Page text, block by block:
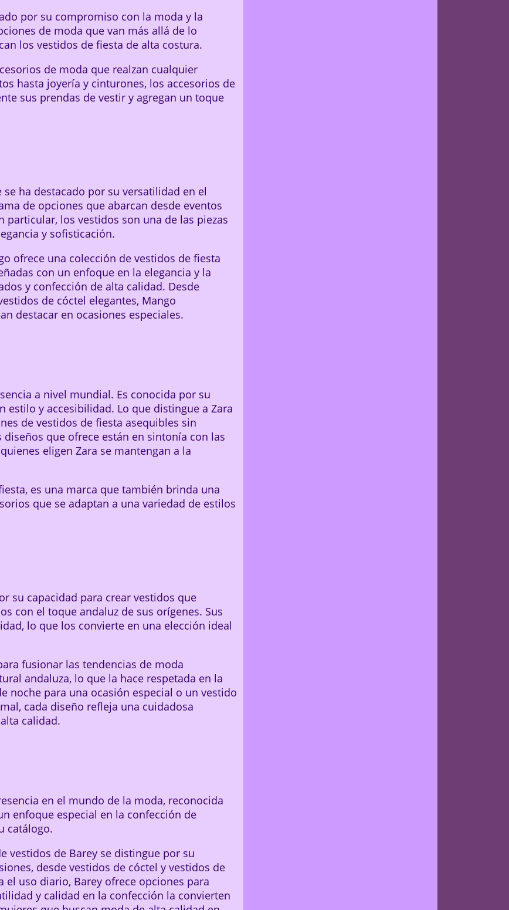
por su compromiso con la moda y la
de moda que van más allá de lo
los vestidos de fiesta de alta costura.
de moda que realzan cualquier
hasta joyería y cinturones, los accesorios de
sus prendas de vestir y agregan un toque
ha destacado por su versatilidad en el
de opciones que abarcan desde eventos
los vestidos son una de las piezas
y sofisticación.
ofrece una colección de vestidos de fiesta
con un enfoque en la elegancia y la
y confección de alta calidad. Desde
de cóctel elegantes, Mango
destacar en ocasiones especiales.
a nivel mundial. Es conocida por su
estilo y accesibilidad. Lo que distingue a Zara
de vestidos de fiesta asequibles sin
que ofrece están en sintonía con las
eligen Zara se mantengan a la
es una marca que también brinda una
que se adaptan a una variedad de estilos
su capacidad para crear vestidos que
con el toque andaluz de sus orígenes. Sus
lo que los convierte en una elección ideal
fusionar las tendencias de moda
andaluza, lo que la hace respetada en la
noche para una ocasión especial o un vestido
cada diseño refleja una cuidadosa
calidad.
en el mundo de la moda, reconocida
enfoque especial en la confección de
catálogo.
vestidos de Barey se distingue por su
desde vestidos de cóctel y vestidos de
uso diario, Barey ofrece opciones para
y calidad en la confección la convierten